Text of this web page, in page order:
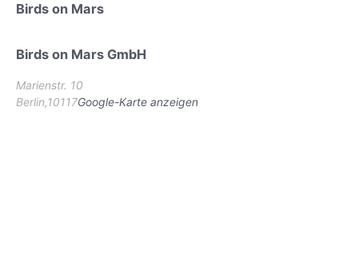
Birds on Mars
Birds on Mars GmbH
Marienstr. 10
Berlin,10117Google-Karte anzeigen